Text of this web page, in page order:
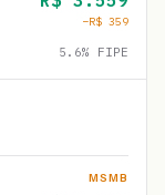
−R$ 359
5.6% FIPE
MSMB